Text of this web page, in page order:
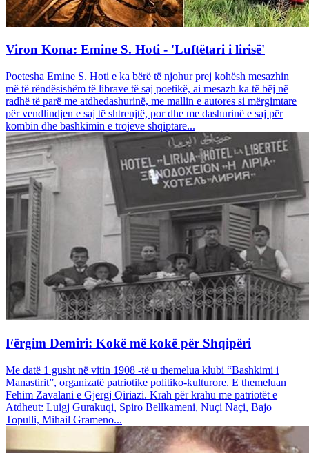
Viron Kona: Emine S. Hoti - 'Luftëtari i lirisë'
Poetesha Emine S. Hoti e ka bërë të njohur prej kohësh mesazhin
më të rëndësishëm të librave të saj poetikë, ai mesazh ka të bëj në
radhë të parë me atdhedashurinë, me mallin e autores si mërgimtare
për vendlindjen e saj të shtrenjtë, por dhe me dashurinë e saj për
kombin dhe bashkimin e trojeve shqiptare...
Fërgim Demiri: Kokë më kokë për Shqipëri
Me datë 1 gusht në vitin 1908 -të u themelua klubi “Bashkimi i
Manastirit”, organizatë patriotike politiko-kulturore. E themeluan
Fehim Zavalani e Gjergj Qiriazi. Krah për krahu me patriotët e
Atdheut: Luigj Gurakuqi, Spiro Bellkameni, Nuçi Naçi, Bajo
Topulli, Mihail Grameno...